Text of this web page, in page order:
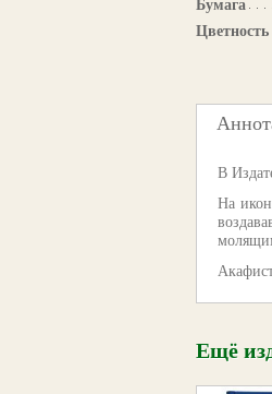
Бумага
В
На
Ещё